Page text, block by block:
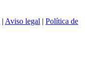
| Aviso legal | Política de